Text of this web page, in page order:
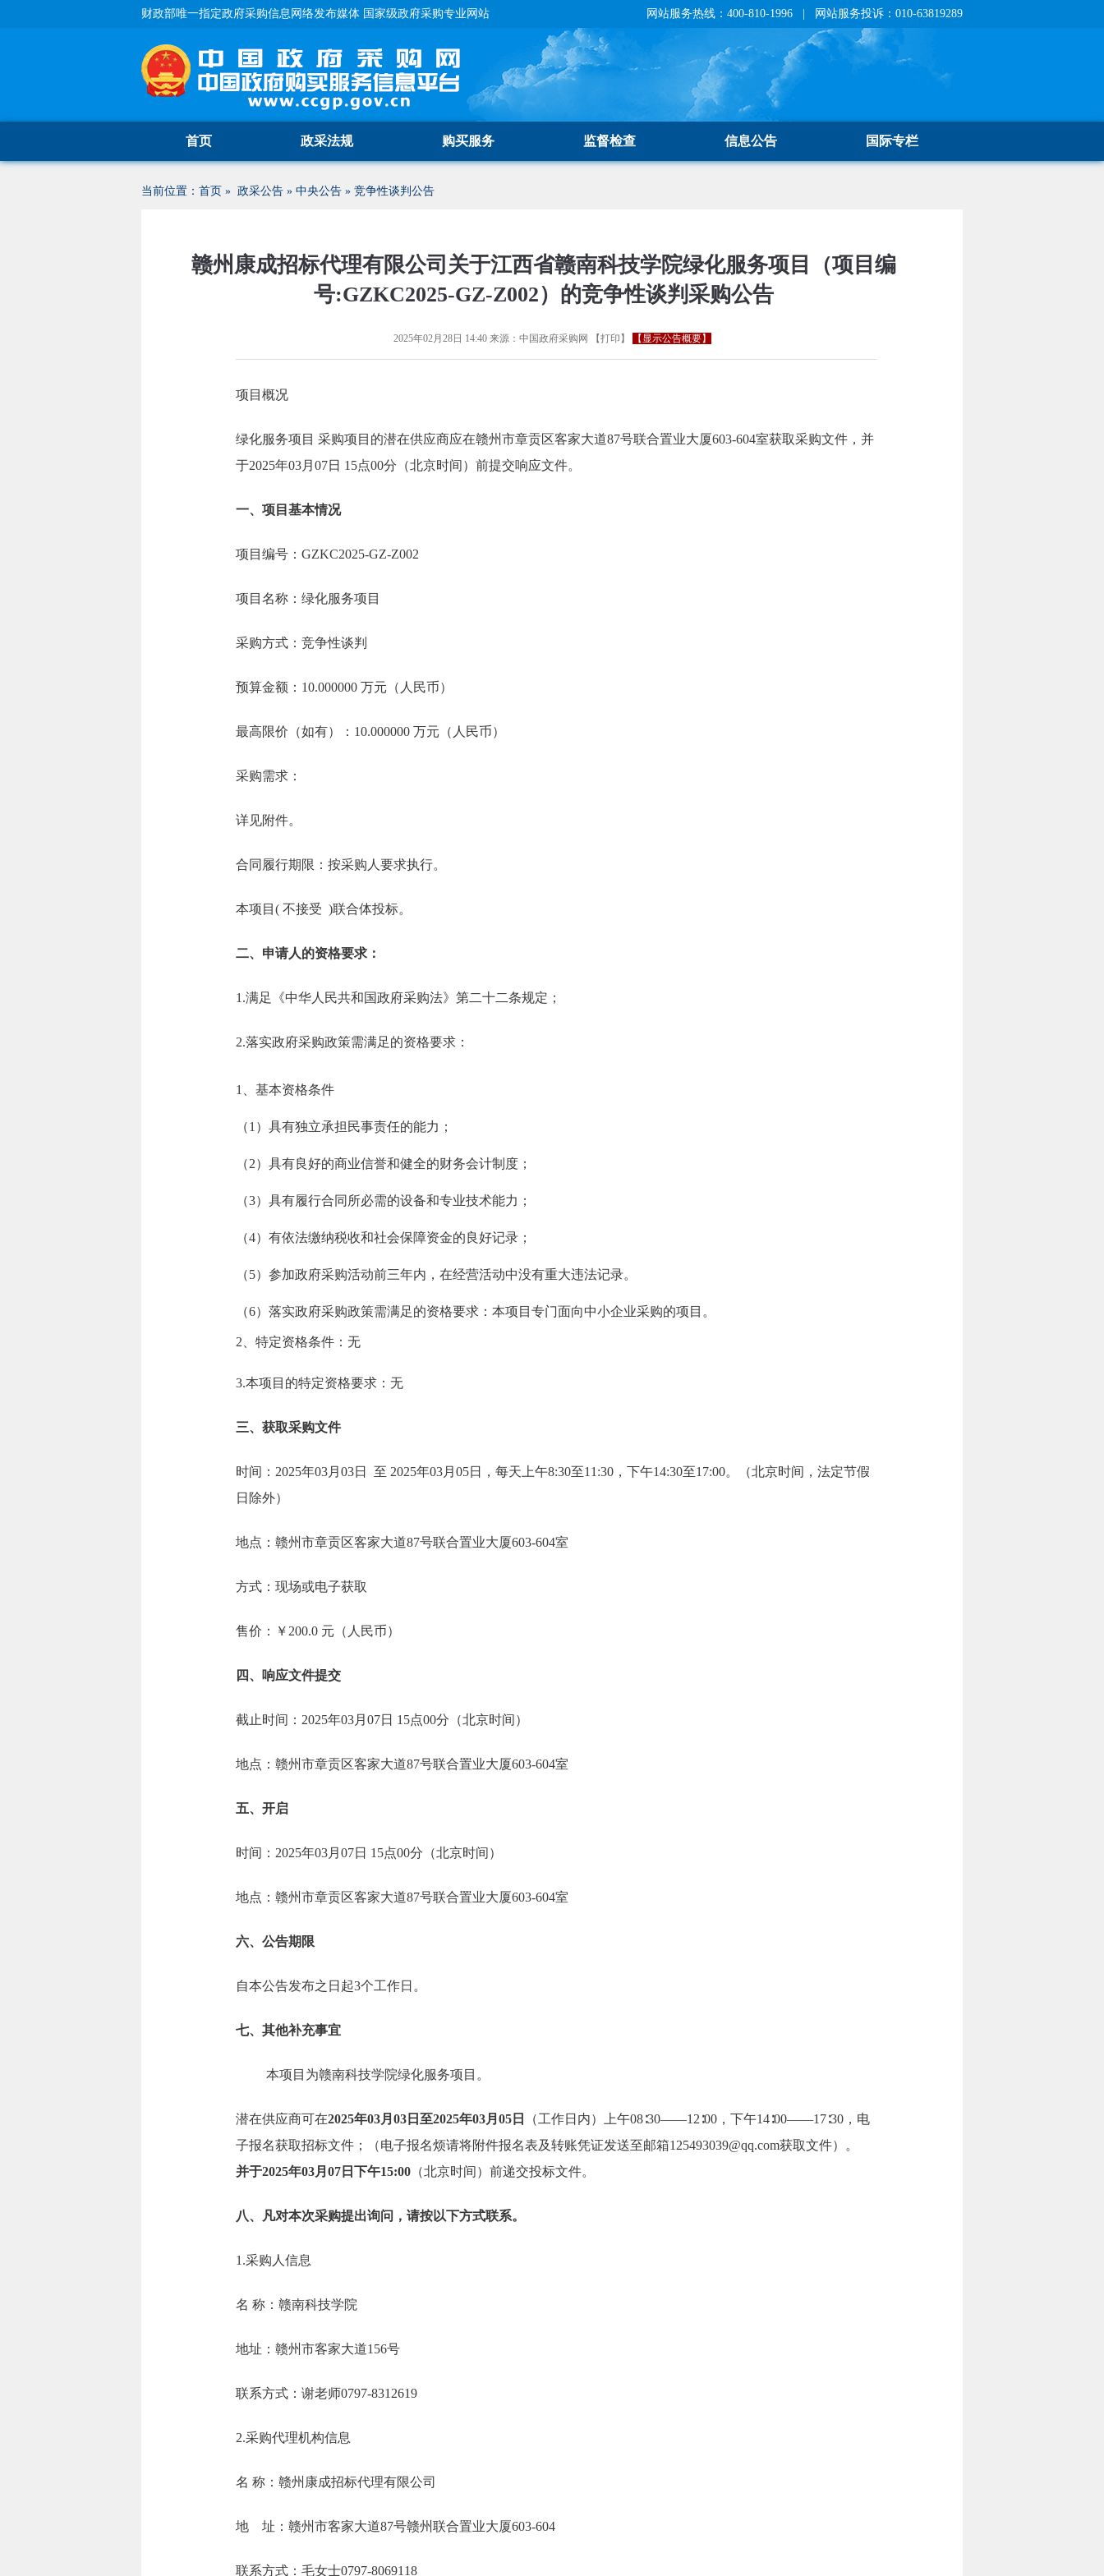
财政部唯一指定政府采购信息网络发布媒体 国家级政府采购专业网站 网站服务热线：400-810-1996 | 网站服务投诉：010-63819289
首页 政采法规 购买服务 监督检查 信息公告 国际专栏
当前位置： 首页 » 政采公告 » 中央公告 » 竞争性谈判公告
赣州康成招标代理有限公司关于江西省赣南科技学院绿化服务项目（项目编
号:GZKC2025-GZ-Z002）的竞争性谈判采购公告
2025年02月28日 14:40来源： 中国政府采购网 【打印 】 【显示公告概要】
项目概况
绿化服务项目 采购项目的潜在供应商应在赣州市章贡区客家大道87号联合置业大厦603-604室获取采购文件，并
于2025年03月07日 15点00分（北京时间）前提交响应文件。
一、项目基本情况
项目编号：GZKC2025-GZ-Z002
项目名称：绿化服务项目
采购方式：竞争性谈判
预算金额：10.000000 万元（人民币）
最高限价（如有）：10.000000 万元（人民币）
采购需求：
详见附件。
合同履行期限：按采购人要求执行。
本项目( 不接受 )联合体投标。
二、申请人的资格要求：
1.满足《中华人民共和国政府采购法》第二十二条规定；
2.落实政府采购政策需满足的资格要求：
1、基本资格条件
（1）具有独立承担民事责任的能力；
（2）具有良好的商业信誉和健全的财务会计制度；
（3）具有履行合同所必需的设备和专业技术能力；
（4）有依法缴纳税收和社会保障资金的良好记录；
（5）参加政府采购活动前三年内，在经营活动中没有重大违法记录。
（6）落实政府采购政策需满足的资格要求：本项目专门面向中小企业采购的项目。
2、特定资格条件：无
3.本项目的特定资格要求：无
三、获取采购文件
时间：2025年03月03日 至 2025年03月05日，每天上午8:30至11:30，下午14:30至17:00。（北京时间，法定节假
日除外）
地点：赣州市章贡区客家大道87号联合置业大厦603-604室
方式：现场或电子获取
售价：￥200.0 元（人民币）
四、响应文件提交
截止时间：2025年03月07日 15点00分（北京时间）
地点：赣州市章贡区客家大道87号联合置业大厦603-604室
五、开启
时间：2025年03月07日 15点00分（北京时间）
地点：赣州市章贡区客家大道87号联合置业大厦603-604室
六、公告期限
自本公告发布之日起3个工作日。
七、其他补充事宜
本项目为赣南科技学院绿化服务项目。
潜在供应商可在2025年03月03日至2025年03月05日
（工作日内）上午08∶30——12∶00，下午14∶00——17∶30，电
子报名获取招标文件；（电子报名烦请将附件报名表及转账凭证发送至邮箱125493039@qq.com获取文件）。
并于2025年03月 07 日 下午15:00 （北京时间）前递交投标文件。
八、凡对本次采购提出询问，请按以下方式联系。
1.采购人信息
名 称：赣南科技学院
地址：赣州市客家大道156号
联系方式：谢老师0797-8312619
2.采购代理机构信息
名 称：赣州康成招标代理有限公司
地 址：赣州市客家大道87号赣州联合置业大厦603-604
联系方式：毛女士0797-8069118